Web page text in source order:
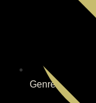
Genres